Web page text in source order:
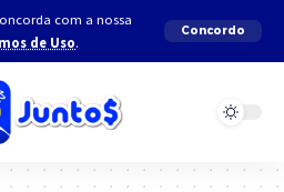
com a nossa
de Uso.
Concordo